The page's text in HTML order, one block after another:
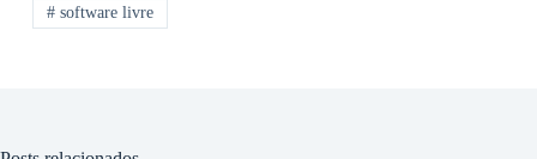
#software livre